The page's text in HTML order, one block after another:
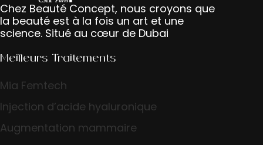
Chez Beauté Concept, nous croyons que
la beauté est à la fois un art et une
science. Situé au cœur de Dubai
Meilleurs Traitements
Mia Femtech
Injection d’acide hyaluronique
Augmentation mammaire